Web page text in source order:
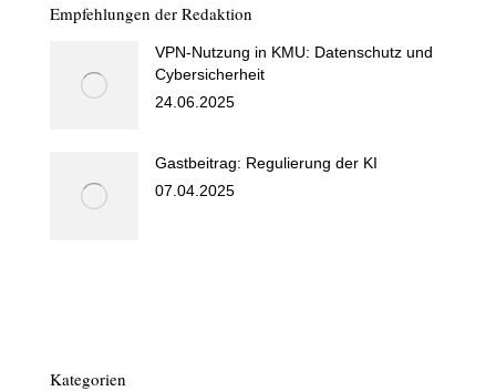
Empfehlungen der Redaktion
VPN-Nutzung in KMU: Datenschutz und
Cybersicherheit
24.06.2025
Gastbeitrag: Regulierung der KI
07.04.2025
Kategorien